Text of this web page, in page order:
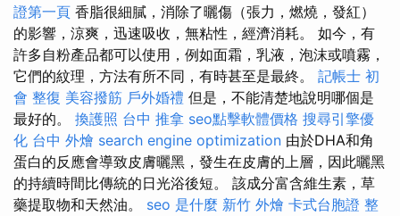
證第一頁 香脂很細膩，消除了曬傷（張力，燃燒，發紅）
的影響，涼爽，迅速吸收，無粘性，經濟消耗。 如今，有
許多自粉產品都可以使用，例如面霜，乳液，泡沫或噴霧，
它們的紋理，方法有所不同，有時甚至是最終。 記帳士 初
會 整復 美容撥筋 戶外婚禮 但是，不能清楚地說明哪個是
最好的。 換護照 台中 推拿 seo點擊軟體價格 搜尋引擎優
化 台中 外燴 search engine optimization 由於DHA和角
蛋白的反應會導致皮膚曬黑，發生在皮膚的上層，因此曬黑
的持續時間比傳統的日光浴後短。 該成分富含維生素，草
藥提取物和天然油。 seo 是什麼 新竹 外燴 卡式台胞證 整